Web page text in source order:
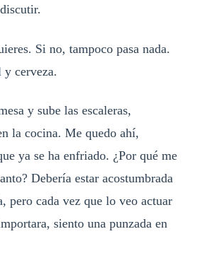
Si no, tampoco pasa nada.
y cerveza.
y sube las escaleras,
la cocina. Me quedo ahí,
ya se ha enfriado. ¿Por qué me
Debería estar acostumbrada
pero cada vez que lo veo actuar
siento una punzada en